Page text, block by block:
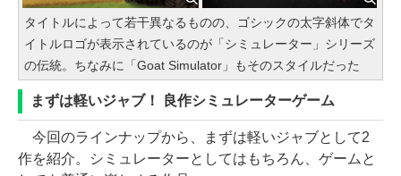
タイトルによって若干異なるものの、ゴシックの太字斜体でタ
イトルロゴが表示されているのが「シミュレーター」シリーズ
の伝統。ちなみに「Goat Simulator」もそのスタイルだった
まずは軽いジャブ！ 良作シミュレーターゲーム
今回のラインナップから、まずは軽いジャブとして2
作を紹介。シミュレーターとしてはもちろん、ゲームと